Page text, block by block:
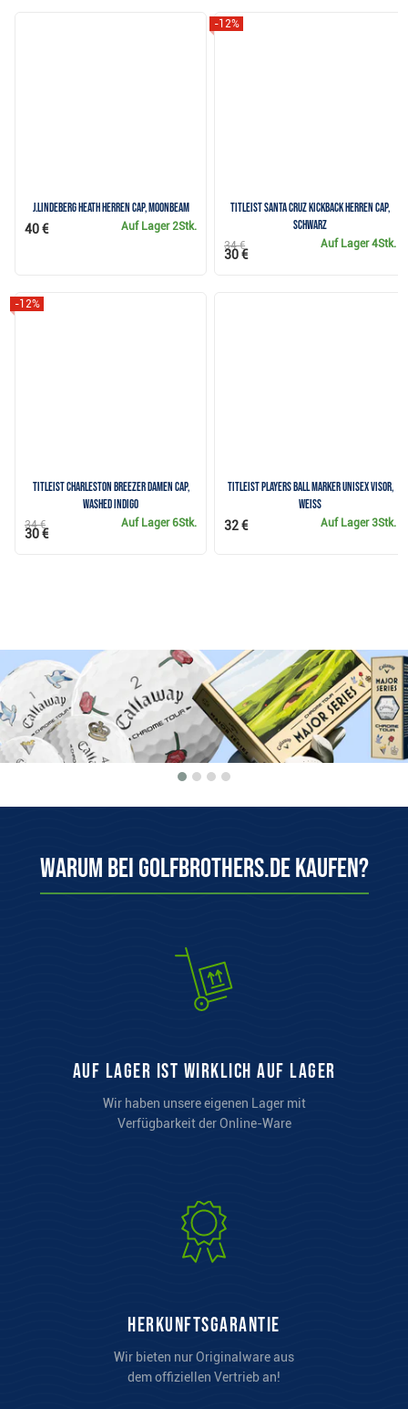
J.Lindeberg Heath Herren Cap, moonbeam
Auf Lager 2Stk.
40 €
Titleist Santa Cruz Kickback Herren Cap,
schwarz
-12%
Auf Lager4Stk.
34 €
30 €
Titleist Charleston Breezer Damen Cap,
washed indigo
-12%
Auf Lager6Stk.
34 €
30 €
Titleist Players Ball Marker Unisex Visor,
Weiss
Auf Lager3Stk.
32 €
Warum bei Golfbrothers.de kaufen?
auf Lager ist wirklich auf Lager
Wir haben unsere eigenen Lager mit
Verfügbarkeit der Online-Ware
Herkunftsgarantie
Wir bieten nur Originalware aus
dem offiziellen Vertrieb an!